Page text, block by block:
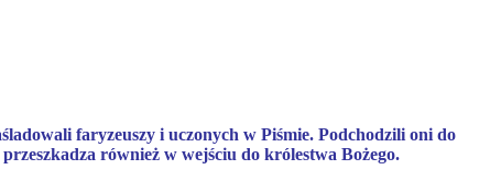
faryzeuszy i uczonych w Piśmie. Podchodzili oni do
również w wejściu do królestwa Bożego.